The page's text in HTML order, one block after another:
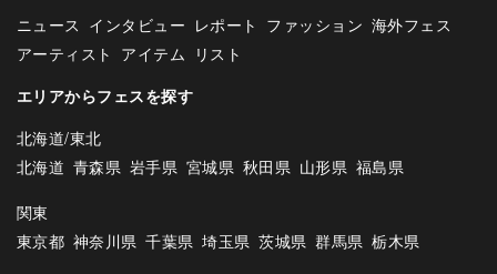
ニュース インタビュー レポート ファッション 海外フェス
アーティスト アイテム リスト
エリアからフェスを探す
北海道/東北
北海道 青森県 岩手県 宮城県 秋田県 山形県 福島県
関東
東京都 神奈川県 千葉県 埼玉県 茨城県 群馬県 栃木県